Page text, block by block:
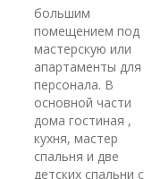
большим
помещением под
мастерскую или
апартаменты для
персонала. В
основной части
дома гостиная ,
кухня, мастер
спальня и две
детских спальни с